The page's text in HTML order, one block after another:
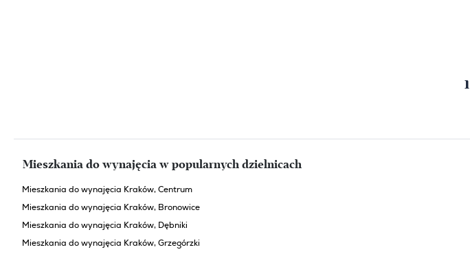
1
Mieszkania do wynajęcia w popularnych dzielnicach
Mieszkania do wynajęcia Kraków, Centrum
Mieszkania do wynajęcia Kraków, Bronowice
Mieszkania do wynajęcia Kraków, Dębniki
Mieszkania do wynajęcia Kraków, Grzegórzki